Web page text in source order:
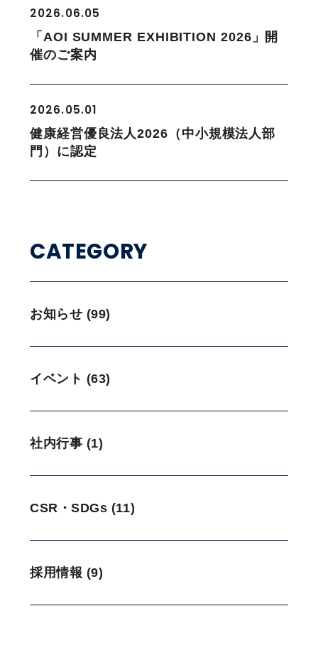
2026.06.05
「AOI SUMMER EXHIBITION 2026」開
催のご案内
2026.05.01
健康経営優良法人2026（中小規模法人部
門）に認定
CATEGORY
お知らせ (99)
イベント (63)
社内行事 (1)
CSR・SDGs (11)
採用情報 (9)